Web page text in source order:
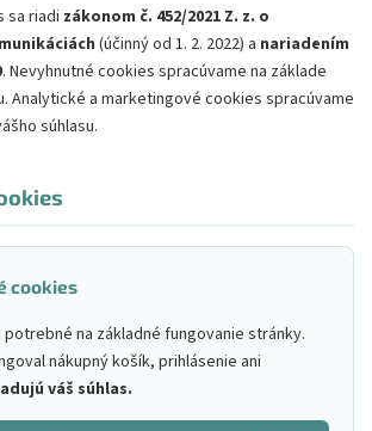
sa riadi zákonom č. 452/2021 Z. z. o
(účinný od 1. 2. 2022) a nariadením
. Nevyhnutné cookies spracúvame na základe
Analytické a marketingové cookies spracúvame
súhlasu.
cookies
na základné fungovanie stránky.
nákupný košík, prihlásenie ani
váš súhlas.